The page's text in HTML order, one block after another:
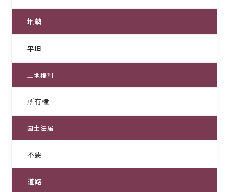
地勢
平坦
土地権利
所有権
国土法届
不要
道路